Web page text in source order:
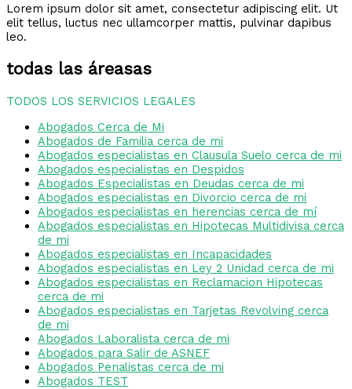
Lorem ipsum dolor sit amet, consectetur adipiscing elit. Ut
elit tellus, luctus nec ullamcorper mattis, pulvinar dapibus
leo.
todas las áreasas
TODOS LOS SERVICIOS LEGALES
Abogados Cerca de Mi
Abogados de Familia cerca de mi
Abogados especialistas en Clausula Suelo cerca de mi
Abogados especialistas en Despidos
Abogados Especialistas en Deudas cerca de mi
Abogados especialistas en Divorcio cerca de mi
Abogados especialistas en herencias cerca de mí
Abogados especialistas en Hipotecas Multidivisa cerca
de mi
Abogados especialistas en Incapacidades
Abogados especialistas en Ley 2 Unidad cerca de mi
Abogados especialistas en Reclamacion Hipotecas
cerca de mi
Abogados especialistas en Tarjetas Revolving cerca
de mi
Abogados Laboralista cerca de mi
Abogados para Salir de ASNEF
Abogados Penalistas cerca de mi
Abogados TEST